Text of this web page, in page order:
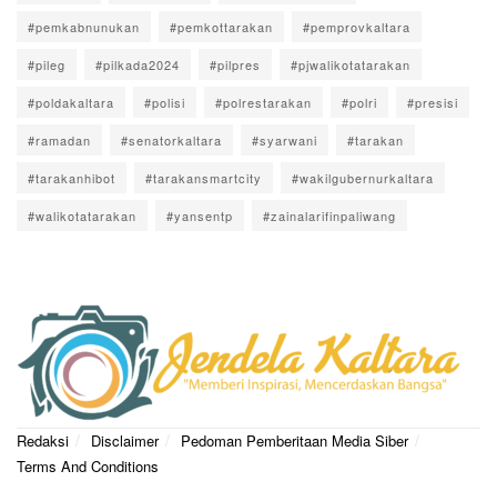
#pemkabnunukan #pemkottarakan #pemprovkaltara
#pileg #pilkada2024 #pilpres #pjwalikotatarakan
#poldakaltara #polisi #polrestarakan #polri #presisi
#ramadan #senatorkaltara #syarwani #tarakan
#tarakanhibot #tarakansmartcity #wakilgubernurkaltara
#walikotatarakan #yansentp #zainalarifinpaliwang
Redaksi Disclaimer
Pedoman Pemberitaan Media Siber
Terms And Conditions